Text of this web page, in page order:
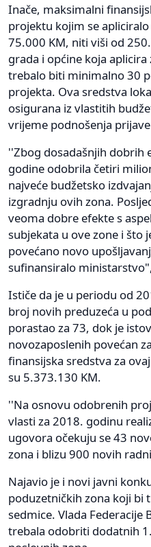
Inače, maksimalni
projektu kojim se
75.000 KM, niti viši od
grada i općine koja
trebalo biti minimalno 30
projekta. Ova sredstva
osigurana iz vlastitih
vrijeme podnošenja
''Zbog dosadašnjih dobrih
godine odobrila četiri
najveće budžetsko
izgradnju ovih zona.
veoma dobre efekte s
subjekata u ove zone i što
povećano novo
sufinansiralo
Ističe da je u periodu od
broj novih preduzeća u
porastao za 73, dok je
novozaposlenih povećan
finansijska sredstva za
su 5.373.130 KM.
''Na osnovu odobrenih
vlasti za 2018. godinu
ugovora očekuju se 43
zona i blizu 900 novih
Najavio je i novi javni
poduzetničkih zona koji bi
sedmice. Vlada Federacije
trebala odobriti dodatnih